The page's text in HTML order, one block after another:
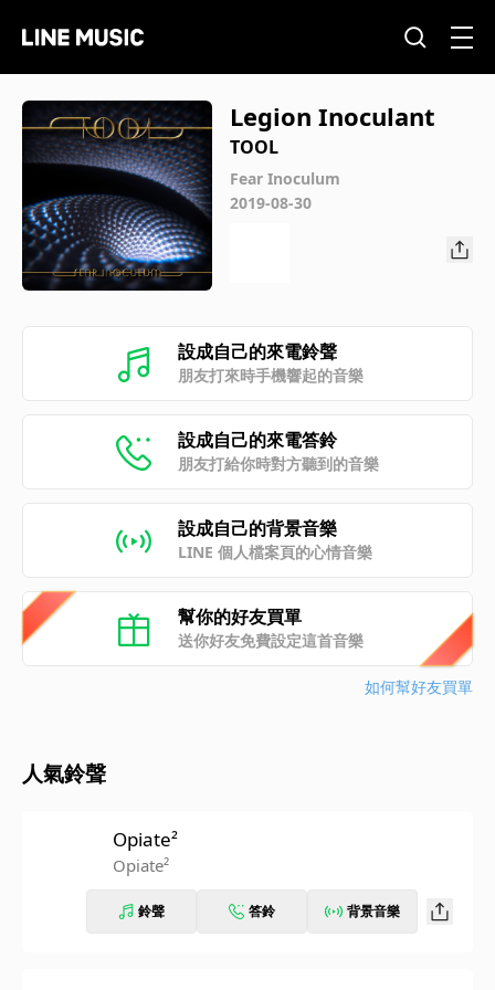
Legion Inoculant
TOOL
Fear Inoculum
2019-08-30
設成自己的來電鈴聲
朋友打來時手機響起的音樂
設成自己的來電答鈴
朋友打給你時對方聽到的音樂
設成自己的背景音樂
LINE 個人檔案頁的心情音樂
幫你的好友買單
送你好友免費設定這首音樂
如何幫好友買單
人氣鈴聲
Opiate²
Opiate²
鈴聲 答鈴 背景音樂